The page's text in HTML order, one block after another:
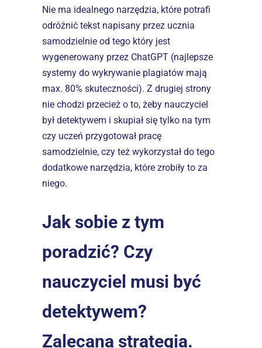
Nie ma idealnego narzędzia, które potrafi
odróżnić tekst napisany przez ucznia
samodzielnie od tego który jest
wygenerowany przez ChatGPT (najlepsze
systemy do wykrywanie plagiatów mają
max. 80% skuteczności). Z drugiej strony
nie chodzi przecież o to, żeby nauczyciel
był detektywem i skupiał się tylko na tym
czy uczeń przygotował pracę
samodzielnie, czy też wykorzystał do tego
dodatkowe narzędzia, które zrobiły to za
niego.
Jak sobie z tym
poradzić? Czy
nauczyciel musi być
detektywem?
Zalecana strategia.